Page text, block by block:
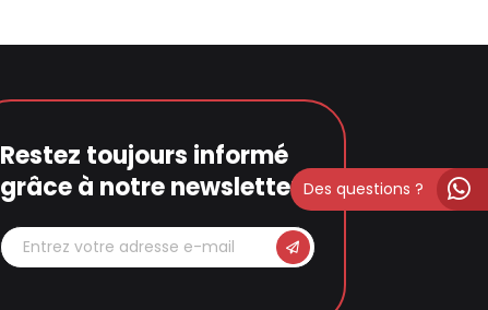
Restez toujours informé
grâce à notre newsletter Des questions ?